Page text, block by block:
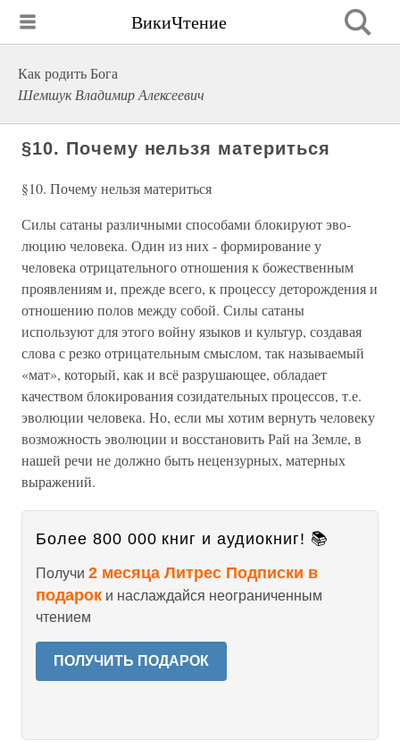
ВикиЧтение
Как родить Бога
Шемшук Владимир Алексеевич
§10. Почему нельзя материться
§10. Почему нельзя материться
Силы сатаны различными способами блокируют эво­
люцию человека. Один из них - формирование у
человека отрицательного отношения к божественным
проявлени­ям и, прежде всего, к процессу деторождения и
отношению полов между собой. Силы сатаны
используют для этого войну языков и культур, создавая
слова с резко отрицательным смыслом, так называемый
«мат», который, как и всё разрушающее, обладает
качеством блокирования созидательных процессов, т.е.
эволюции человека. Но, если мы хотим вернуть человеку
возможность эволюции и восстановить Рай на Земле, в
нашей речи не должно быть нецензурных, матерных
выражений.
Более 800 000 книг и аудиокниг! 📚
Получи 2 месяца Литрес Подписки в
подарок и наслаждайся неограниченным
чтением
ПОЛУЧИТЬ ПОДАРОК